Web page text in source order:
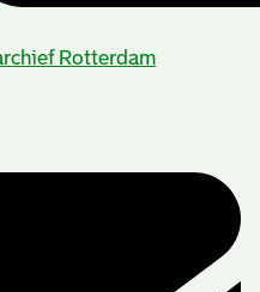
Rotterdam